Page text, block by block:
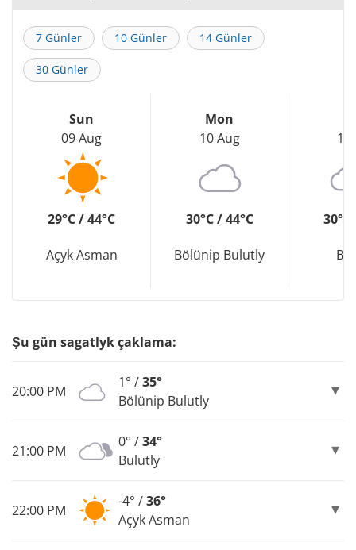
7 Günler 10 Günler 14 Günler
30 Günler
Sun
09 Aug
29°C / 44°C
Açyk Asman
Mon
10 Aug
30°C / 44°C
Bölünip Bulutly
11
30°C
Şu gün sagatlyk çaklama:
20:00 PM
1° /35°
Bölünip Bulutly
21:00 PM
0° /34°
Bulutly
22:00 PM
-4° /36°
Açyk Asman